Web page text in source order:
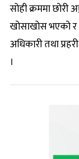
सोही क्रममा छोरी
खोसाखोस भएको
अधिकारी तथा
।